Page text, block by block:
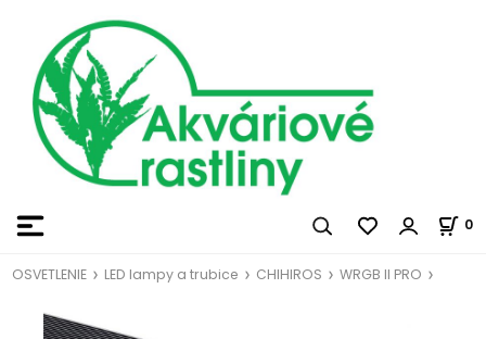
0
OSVETLENIE LED lampy a trubice CHIHIROS WRGB II PRO